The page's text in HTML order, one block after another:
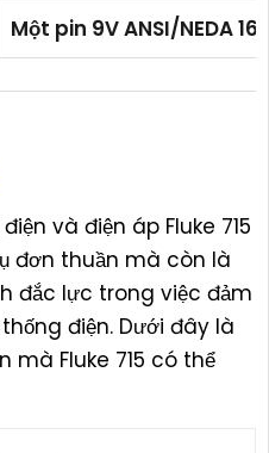
Một pin 9V ANSI/NEDA
và điện áp Fluke 715
đơn thuần mà còn là
đắc lực trong việc đảm
điện. Dưới đây là
mà Fluke 715 có thể